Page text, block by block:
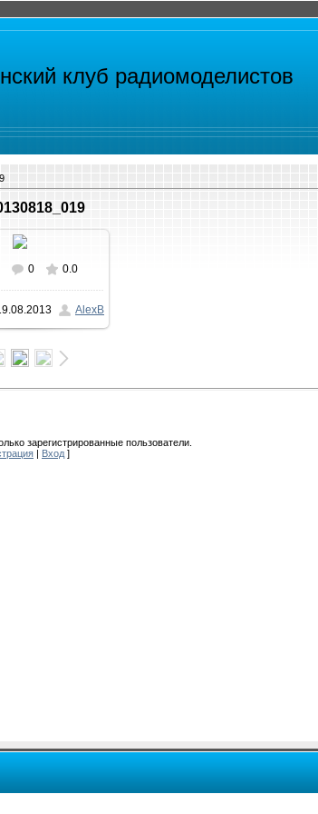
клуб радиомоделистов
размере
/ 166.5Kb
0 0.0
AlexB
зарегистрированные пользователи.
| Вход ]